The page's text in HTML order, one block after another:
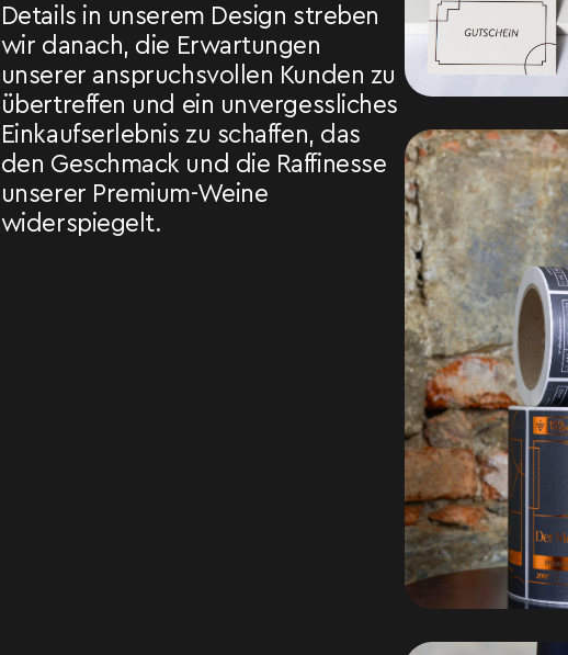
Details in unserem Design streben
wir danach, die Erwartungen
unserer anspruchsvollen Kunden zu
übertreffen und ein unvergessliches
Einkaufserlebnis zu schaffen, das
den Geschmack und die Raffinesse
unserer Premium-Weine
widerspiegelt.